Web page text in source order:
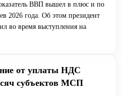
ВВП вышел в плюс и по
2026 года. Об этом президент
во время выступления на
от уплаты НДС
субъектов МСП